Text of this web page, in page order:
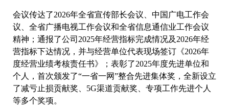
会议传达了2026年全省宣传部长会议、中国广电工作会
议、全省广播电视工作会议和全省信息通信业工作会议
精神；通报了公司2025年经营指标完成情况及2026年经
营指标下达情况，并与经营单位代表现场签订《2026年
度经营业绩考核责任书》；表彰了2025年度先进单位和
个人，首次颁发了“一省一网”整合先进集体奖，全新设立
了减亏止损贡献奖、5G渠道贡献奖、专项工作先进个人
等多个奖项。